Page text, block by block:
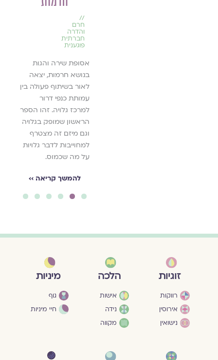
//
חרם
והדרה
חברתית
פוגענית
אסופת שירה והגות
בנושא חרמות, יצאה
לאור בשיתוף פעולה בין
עמותת כנפי דרור
למרכז גלויה. זהו הספר
הראשון שמופק בגלויה
וגם מיזם זה מצטרף
למחוייבות לדבר גלויות
על מה שכמוס.
להמשך קריאה ››
זוגיות
רווקות
אירוסין
נישואין
הלכה
אישות
נידה
מקווה
מיניות
גוף
חיי מיניות